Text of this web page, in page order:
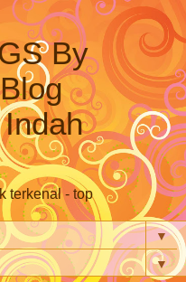
By
terkenal - top
▼
▼